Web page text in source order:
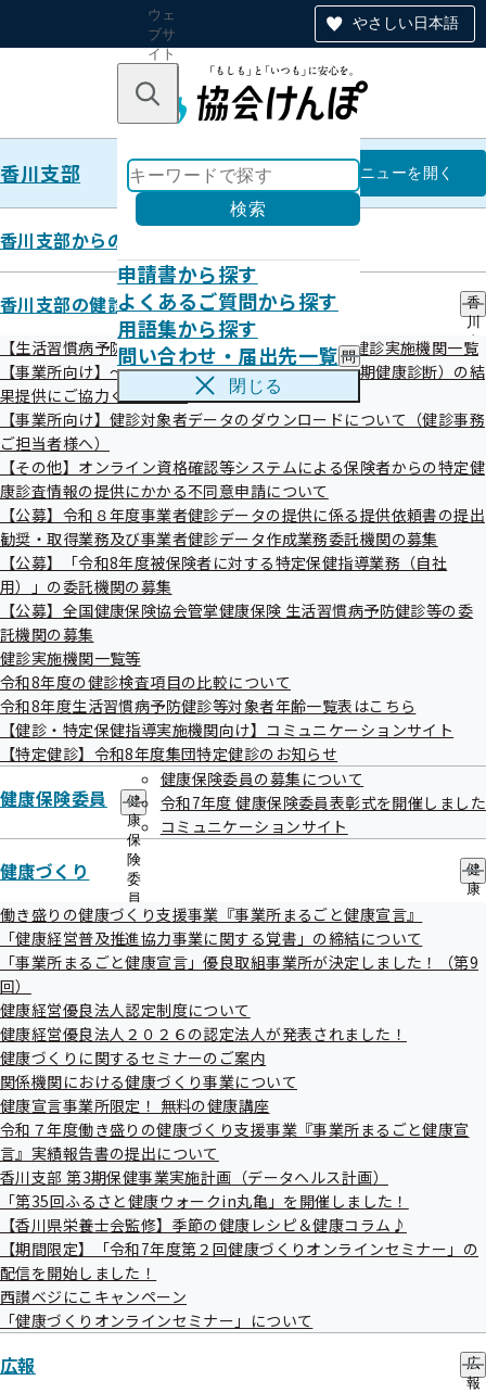
やさしい日本語
ウェ
ブサ
イト
のナ
ン
キーワードで探す
検索
申請書から探す
よくあるご質問から探す
用語集から探す
問い合わせ・届出先一覧 問
い
わ
届
先
一
覧
の
ブ
閉じる
香川支部 香川支部
メニューを開く
香川支部からのお知らせ
香川支部の健診・保健指導のご案内
香
川
支
部
の
診
保
健
導
の
【生活習慣病予防健診】令和8年度生活習慣病予防健診実施機関一覧
【事業所向け】～事業主の皆様へ～事業者健診（定期健康診断）の結
果提供にご協力ください。
【事業所向け】健診対象者データのダウンロードについて（健診事務
ご担当者様へ）
【その他】オンライン資格確認等システムによる保険者からの特定健
康診査情報の提供にかかる不同意申請について
【公募】令和８年度事業者健診データの提供に係る提供依頼書の提出
勧奨・取得業務及び事業者健診データ作成業務委託機関の募集
【公募】「令和8年度被保険者に対する特定保健指導業務（自社
用）」の委託機関の募集
【公募】全国健康保険協会管掌健康保険 生活習慣病予防健診等の委
託機関の募集
健診実施機関一覧等
令和8年度の健診検査項目の比較について
令和8年度生活習慣病予防健診等対象者年齢一覧表はこちら
【健診・特定保健指導実施機関向け】コミュニケーションサイト
【特定健診】令和8年度集団特定健診のお知らせ
健康保険委員
健
康
保
険
委
員
の
サ
ブ
ュ
ー
健康保険委員の募集について
令和7年度 健康保険委員表彰式を開催しました
コミュニケーションサイト
健康づくり
健
康
の
働き盛りの健康づくり支援事業『事業所まるごと健康宣言』
「健康経営普及推進協力事業に関する覚書」の締結について
「事業所まるごと健康宣言」優良取組事業所が決定しました！（第9
回）
健康経営優良法人認定制度について
健康経営優良法人２０２６の認定法人が発表されました！
健康づくりに関するセミナーのご案内
関係機関における健康づくり事業について
健康宣言事業所限定！ 無料の健康講座
令和７年度働き盛りの健康づくり支援事業『事業所まるごと健康宣
言』実績報告書の提出について
香川支部 第3期保健事業実施計画（データヘルス計画）
「第35回ふるさと健康ウォークin丸亀」を開催しました！
【香川県栄養士会監修】季節の健康レシピ＆健康コラム♪
【期間限定】「令和7年度第２回健康づくりオンラインセミナー」の
配信を開始しました！
西讃ベジにこキャンペーン
「健康づくりオンラインセミナー」について
広報
広
報
香川支部
特定健診実施機関一覧（ご家族さ
ま）
絞り込みメニュー
検索結果467件
1件 - 20件表示1件から20件目を表示しています
〇＝対応可 ×＝対応不可
健診実施機関情報
健診項目
高松市
医療法人社団 翼医院
高松市茜町16-12
087-837-5800
はこちら
高松市
八幡前三好医院
住所 高松市宮脇町1-31-5
電話番号 087-834-4800
健診項目
はこちら
高松市
医療法人社団宅光会 リウマチ・腎臓内科 はち
まんクリニック
住所
高松市宮脇町1-18-11
電話番号 087-862-7878
健診項目
高松市
むらせ内科クリニック
住所 高松市浜ノ町60-65
電話番号 087-813-7333
健診項目
はこちら
高松市
田渕医院
住所
はこちら